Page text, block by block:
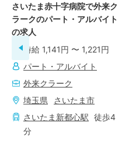
さいたま赤十字病院で外来ク
ラークのパート・アルバイト
の求人
時給 1,141円 〜 1,221円
パート・アルバイト
外来クラーク
埼玉県
さいたま市
さいたま新都心駅 徒歩4
分